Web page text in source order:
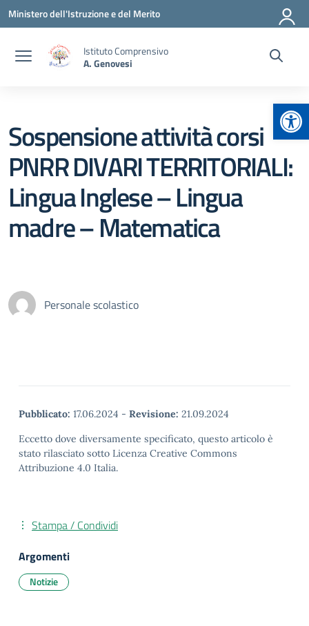
Vai ai contenuti
Vai al menu di navigazione
Vai al footer
Ministero dell'Istruzione e del Merito
Istituto Comprensivo
A. Genovesi
Sospensione attività corsi
PNRR DIVARI TERRITORIALI:
Lingua Inglese – Lingua
madre – Matematica
Personale scolastico
Pubblicato: 17.06.2024 - Revisione: 21.09.2024
Eccetto dove diversamente specificato, questo articolo è
stato rilasciato sotto Licenza Creative Commons
Attribuzione 4.0 Italia.
Stampa / Condividi
Argomenti
Notizie